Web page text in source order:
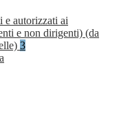
e autorizzati ai
e non dirigenti) (da
3